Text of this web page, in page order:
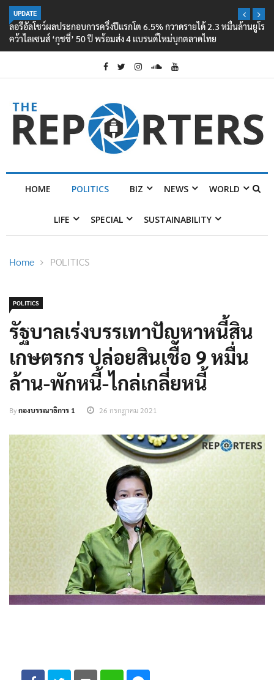
UPDATE
ลอรีอัลโชว์ผลประกอบการครึ่งปีแรกโต 6.5% กวาดรายได้ 2.3 หมื่นล้านยูโร
คว้าไลเซนส์ ‘กุชชี่’ 50 ปี พร้อมส่ง 4 แบรนด์ใหม่บุกตลาดไทย
HOME POLITICS BIZ NEWS WORLD
LIFE SPECIAL SUSTAINABILITY
Home POLITICS
POLITICS
รัฐบาลเร่งบรรเทาปัญหาหนี้สิน
เกษตรกร ปล่อยสินเชื่อ 9 หมื่น
ล้าน-พักหนี้-ไกล่เกลี่ยหนี้
Byกองบรรณาธิการ 1 26 กรกฎาคม 2021